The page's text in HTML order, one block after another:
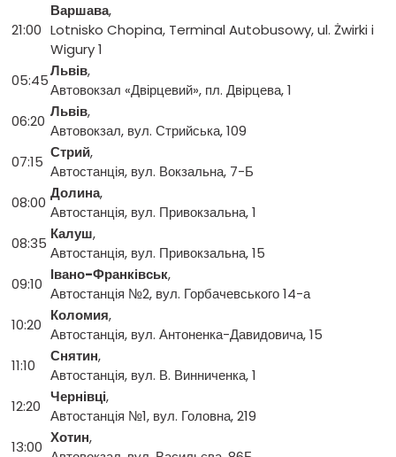
21:00
Варшава,
Lotnisko Chopina, Terminal Autobusowy, ul. Żwirki i
Wigury 1
05:45
Львів,
Автовокзал «Двірцевий», пл. Двірцева, 1
06:20
Львів,
Автовокзал, вул. Стрийська, 109
07:15
Стрий,
Автостанція, вул. Вокзальна, 7-Б
08:00
Долина,
Автостанція, вул. Привокзальна, 1
08:35
Калуш,
Автостанція, вул. Привокзальна, 15
09:10
Івано-Франківськ,
Автостанція №2, вул. Горбачевського 14-а
10:20
Коломия,
Автостанція, вул. Антоненка-Давидовича, 15
11:10
Снятин,
Автостанція, вул. В. Винниченка, 1
12:20
Чернівці,
Автостанція №1, вул. Головна, 219
13:00
Хотин,